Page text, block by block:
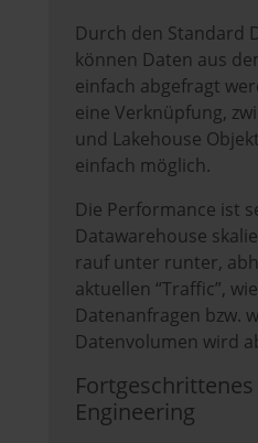
Durch den Standard
können Daten aus
einfach abgefragt
eine Verknüpfung,
und Lakehouse
einfach möglich.
Die Performance ist
Datawarehouse
rauf unter runter,
aktuellen “Traffic”,
Datenanfragen bzw.
Datenvolumen wird
Fortgeschrittenes
Engineering